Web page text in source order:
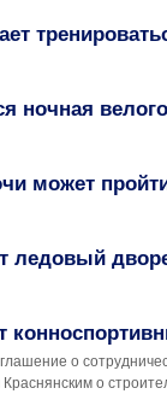
ночная
может
ледовый
о
о